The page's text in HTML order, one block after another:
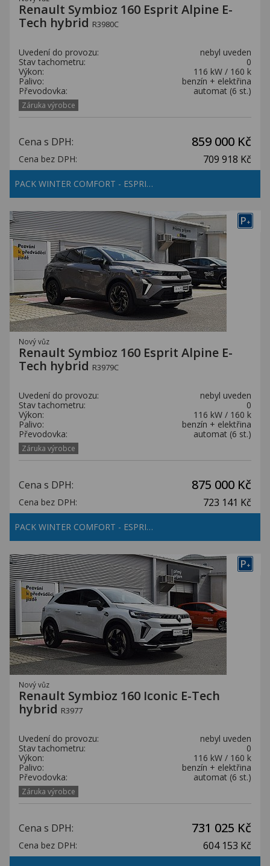
Renault Symbioz 160 Esprit Alpine E-
Tech hybrid R3980C
Uvedení do provozu:
nebyl uveden
Stav tachometru:
0
Výkon:
116 kW / 160 k
Palivo:
benzín + elektřina
Převodovka:
automat (6 st.)
Záruka výrobce
Cena s DPH: 859 000 Kč
Cena bez DPH: 709 918 Kč
PACK WINTER COMFORT - ESPRI…
P+
Nový vůz
Renault Symbioz 160 Esprit Alpine E-
Tech hybrid R3979C
Uvedení do provozu:
nebyl uveden
Stav tachometru:
0
Výkon:
116 kW / 160 k
Palivo:
benzín + elektřina
Převodovka:
automat (6 st.)
Záruka výrobce
Cena s DPH: 875 000 Kč
Cena bez DPH: 723 141 Kč
PACK WINTER COMFORT - ESPRI…
P+
Nový vůz
Renault Symbioz 160 Iconic E-Tech
hybrid R3977
Uvedení do provozu:
nebyl uveden
Stav tachometru:
0
Výkon:
116 kW / 160 k
Palivo:
benzín + elektřina
Převodovka:
automat (6 st.)
Záruka výrobce
Cena s DPH: 731 025 Kč
Cena bez DPH: 604 153 Kč